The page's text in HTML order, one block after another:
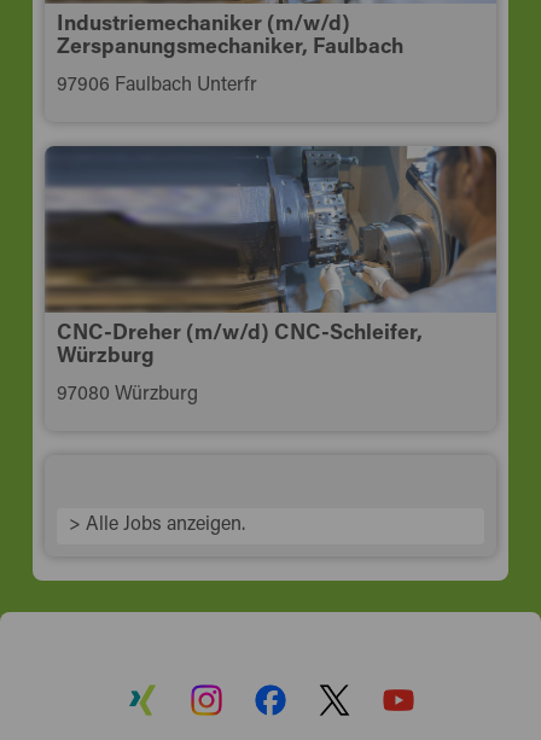
Industriemechaniker (m/w/d)
Zerspanungsmechaniker, Faulbach
97906 Faulbach Unterfr
CNC-Dreher (m/w/d) CNC-Schleifer,
Würzburg
97080 Würzburg
> Alle Jobs anzeigen.